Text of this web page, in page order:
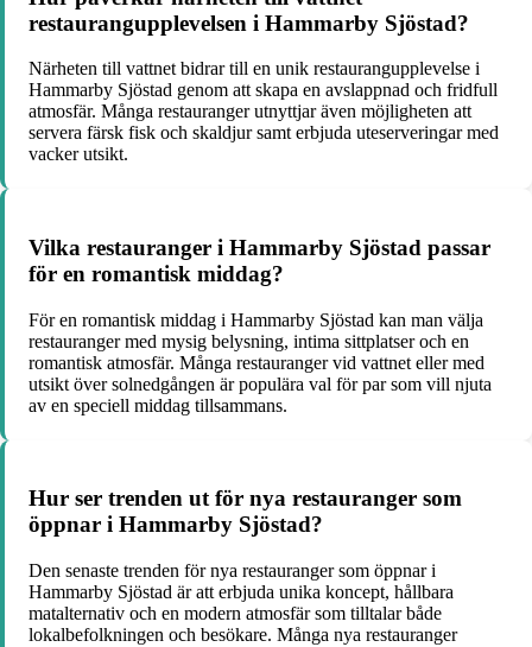
restaurangupplevelsen i Hammarby Sjöstad?
Närheten till vattnet bidrar till en unik restaurangupplevelse i
Hammarby Sjöstad genom att skapa en avslappnad och fridfull
atmosfär. Många restauranger utnyttjar även möjligheten att
servera färsk fisk och skaldjur samt erbjuda uteserveringar med
vacker utsikt.
Vilka restauranger i Hammarby Sjöstad passar
för en romantisk middag?
För en romantisk middag i Hammarby Sjöstad kan man välja
restauranger med mysig belysning, intima sittplatser och en
romantisk atmosfär. Många restauranger vid vattnet eller med
utsikt över solnedgången är populära val för par som vill njuta
av en speciell middag tillsammans.
Hur ser trenden ut för nya restauranger som
öppnar i Hammarby Sjöstad?
Den senaste trenden för nya restauranger som öppnar i
Hammarby Sjöstad är att erbjuda unika koncept, hållbara
matalternativ och en modern atmosfär som tilltalar både
lokalbefolkningen och besökare. Många nya restauranger